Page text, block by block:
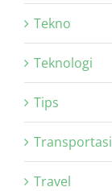
Tekno
Teknologi
Tips
Transportasi
Travel